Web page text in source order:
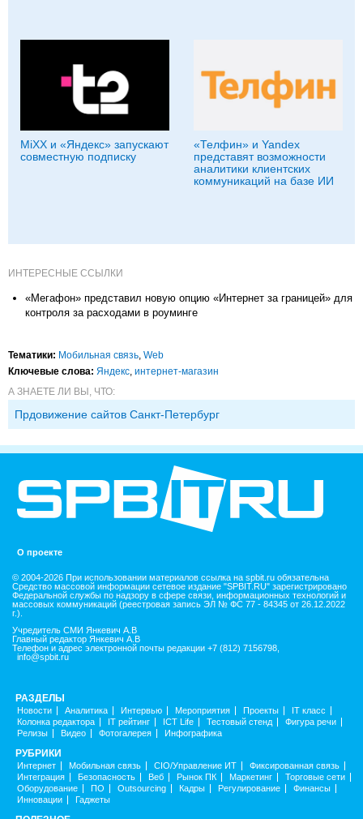
MiXX и «Яндекс» запускают
совместную подписку
«Телфин» и Yandex
представят возможности
аналитики клиентских
коммуникаций на базе ИИ
ИНТЕРЕСНЫЕ ССЫЛКИ
«Мегафон» представил новую опцию «Интернет за границей» для
контроля за расходами в роуминге
Тематики: Мобильная связь Web
Ключевые слова: Яндекс интернет-магазин
А ЗНАЕТЕ ЛИ ВЫ, ЧТО:
Прдовижение сайтов Санкт-Петербург
О проекте
© 2004-2026 При использовании материалов ссылка на spbit.ru обязательна
Средство массовой информации сетевое издание "SPBIT.RU" зарегистрировано
Федеральной службы по надзору в сфере связи, информационных технологий и
массовых коммуникаций (реестровая запись ЭЛ № ФС 77 - 84345 от 26.12.2022
г.).
Учредитель СМИ Янкевич А.В
Главный редактор Янкевич А.В
Телефон и адрес электронной почты редакции +7 (812) 7156798,
info@spbit.ru
РАЗДЕЛЫ
Новости Аналитика Интервью Мероприятия Проекты
IT класс
Колонка редактора
IT рейтинг ICT Life Тестовый стенд
Фигура речи
Релизы
Видео Фотогалерея Инфографика
РУБРИКИ
Интернет Мобильная связь CIO/Управление ИТ
Фиксированная связь
Интеграция
Безопасность Веб Рынок ПК Маркетинг
Торговые сети
Оборудование
ПО Outsourcing Кадры Регулирование
Финансы
Инновации
Гаджеты